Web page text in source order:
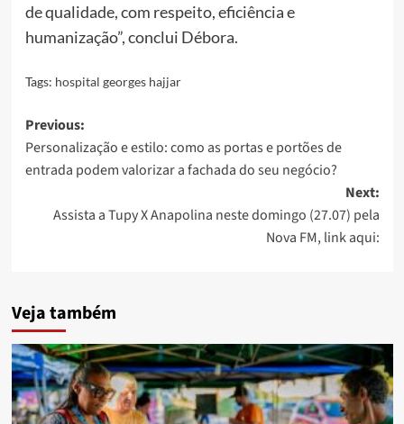
de qualidade, com respeito, eficiência e
humanização”, conclui Débora.
Tags: hospital georges hajjar
Post
navigation
Previous:
Personalização e estilo: como as portas e portões de
entrada podem valorizar a fachada do seu negócio?
Next:
Assista a Tupy X Anapolina neste domingo (27.07) pela
Nova FM, link aqui:
Veja também